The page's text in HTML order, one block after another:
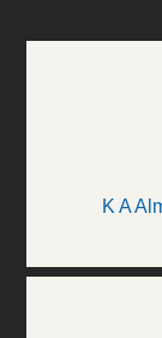
K A